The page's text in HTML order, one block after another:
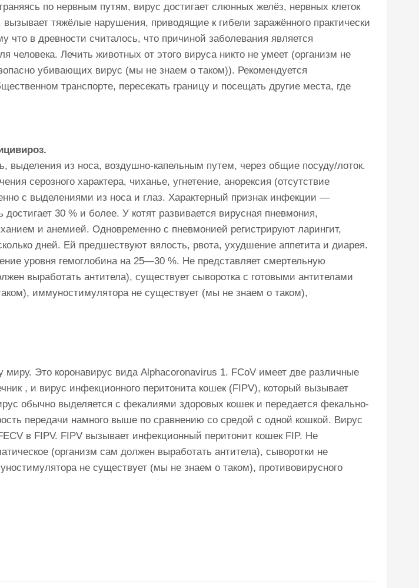
по нервным путям, вирус достигает слюнных желёз, нервных клеток
тяжёлые нарушения, приводящие к гибели заражённого практически
в древности считалось, что причиной заболевания является
Лечить животных от этого вируса никто не умеет (организм не
убивающих вирус (мы не знаем о таком)). Рекомендуется
транспорте, пересекать границу и посещать другие места, где
выделения из носа, воздушно-капельным путем, через общие посуду/лоток.
серозного характера, чиханье, угнетение, анорексия (отсутствие
с выделениями из носа и глаз. Характерный признак инфекции —
30 % и более. У котят развивается вирусная пневмония,
и анемией. Одновременно с пневмонией регистрируют ларингит,
дней. Ей предшествуют вялость, рвота, ухудшение аппетита и диарея.
уровня гемоглобина на 25—30 %. Не представляет смертельную
выработать антитела), существует сыворотка с готовыми антителами
иммуностимулятора не существует (мы не знаем о таком),
Это коронавирус вида Alphacoronavirus 1. FCoV имеет две различные
, и вирус инфекционного перитонита кошек (FIPV), который вызывает
обычно выделяется с фекалиями здоровых кошек и передается фекально-
передачи намного выше по сравнению со средой с одной кошкой. Вирус
в FIPV. FIPV вызывает инфекционный перитонит кошек FIP. Не
(организм сам должен выработать антитела), сыворотки не
не существует (мы не знаем о таком), противовирусного